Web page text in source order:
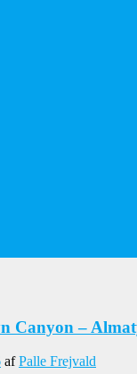
Canyon –
afPalle Frejvald